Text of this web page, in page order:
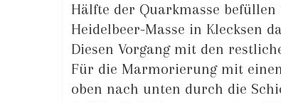
Hälfte der Quarkmasse
Heidelbeer-Masse in Klecksen
Diesen Vorgang mit den
Für die Marmorierung mit
oben nach unten durch die